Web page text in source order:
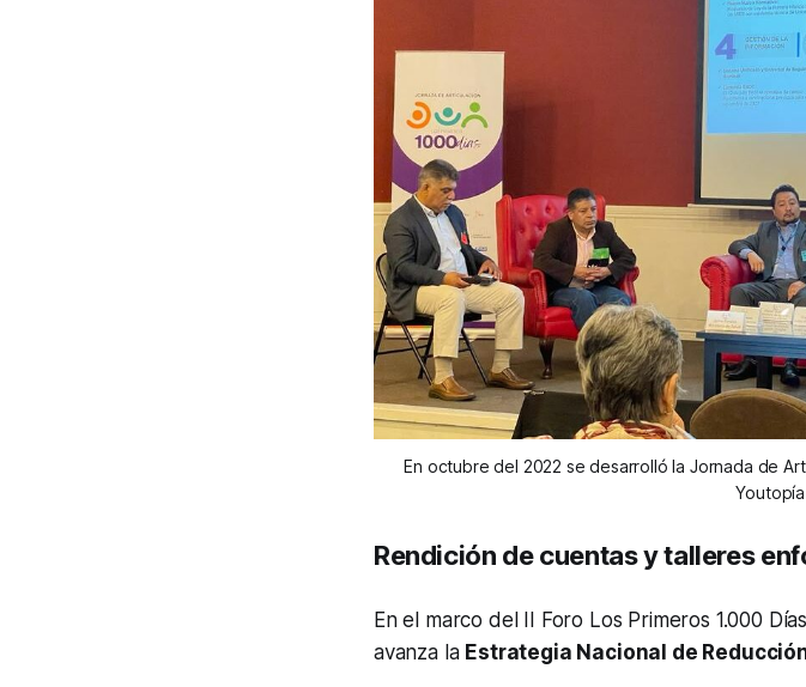
En octubre del 2022 se desarrolló la Jornada de
Rendición de cuentas y talleres
En el marco del II Foro Los Primeros 1.000
avanza la Estrategia Nacional de